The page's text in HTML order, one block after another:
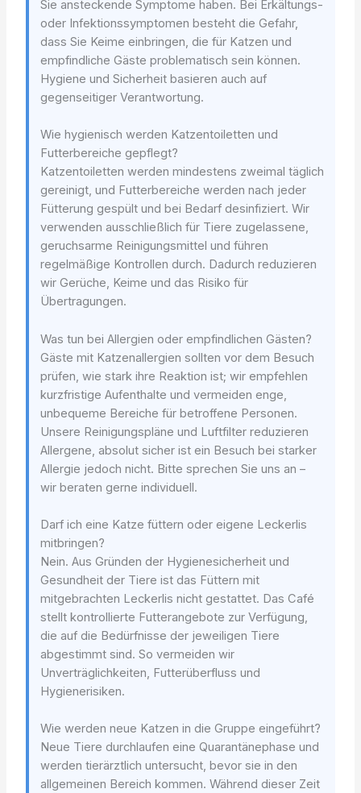
Sie ansteckende Symptome haben. Bei Erkältungs-
oder Infektionssymptomen besteht die Gefahr,
dass Sie Keime einbringen, die für Katzen und
empfindliche Gäste problematisch sein können.
Hygiene und Sicherheit basieren auch auf
gegenseitiger Verantwortung.
Wie hygienisch werden Katzentoiletten und
Futterbereiche gepflegt?
Katzentoiletten werden mindestens zweimal täglich
gereinigt, und Futterbereiche werden nach jeder
Fütterung gespült und bei Bedarf desinfiziert. Wir
verwenden ausschließlich für Tiere zugelassene,
geruchsarme Reinigungsmittel und führen
regelmäßige Kontrollen durch. Dadurch reduzieren
wir Gerüche, Keime und das Risiko für
Übertragungen.
Was tun bei Allergien oder empfindlichen Gästen?
Gäste mit Katzenallergien sollten vor dem Besuch
prüfen, wie stark ihre Reaktion ist; wir empfehlen
kurzfristige Aufenthalte und vermeiden enge,
unbequeme Bereiche für betroffene Personen.
Unsere Reinigungspläne und Luftfilter reduzieren
Allergene, absolut sicher ist ein Besuch bei starker
Allergie jedoch nicht. Bitte sprechen Sie uns an –
wir beraten gerne individuell.
Darf ich eine Katze füttern oder eigene Leckerlis
mitbringen?
Nein. Aus Gründen der Hygienesicherheit und
Gesundheit der Tiere ist das Füttern mit
mitgebrachten Leckerlis nicht gestattet. Das Café
stellt kontrollierte Futterangebote zur Verfügung,
die auf die Bedürfnisse der jeweiligen Tiere
abgestimmt sind. So vermeiden wir
Unverträglichkeiten, Futterüberfluss und
Hygienerisiken.
Wie werden neue Katzen in die Gruppe eingeführt?
Neue Tiere durchlaufen eine Quarantänephase und
werden tierärztlich untersucht, bevor sie in den
allgemeinen Bereich kommen. Während dieser Zeit